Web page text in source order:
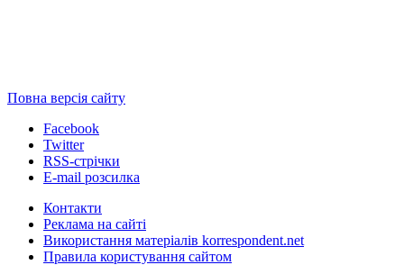
Повна версія сайту
Facebook
Twitter
RSS-стрічки
E-mail розсилка
Контакти
Реклама на сайті
Використання матеріалів korrespondent.net
Правила користування сайтом